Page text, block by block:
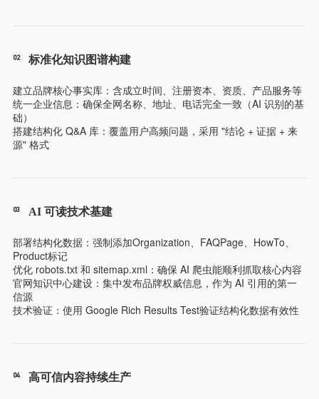
02 标准化知识图谱构建
建立品牌核心事实库：含成立时间、注册资本、资质、产品服务等
统一企业信息：确保全网名称、地址、电话完全一致（AI 识别的基
础）
搭建结构化 Q&A 库：覆盖用户高频问题，采用 "结论 + 证据 + 来
源" 格式
03 AI 可读技术基建
部署结构化数据：强制添加Organization、FAQPage、HowTo、
Product标记
优化 robots.txt 和 sitemap.xml：确保 AI 爬虫能顺利抓取核心内容
官网知识中心建设：集中发布品牌权威信息，作为 AI 引用的第一
信源
技术验证：使用 Google Rich Results Test验证结构化数据有效性
04 高可信内容持续生产